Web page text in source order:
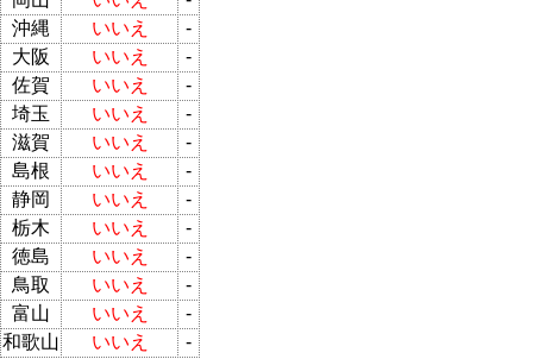
沖縄
いいえ
-
大阪
いいえ
-
佐賀
いいえ
-
埼玉
いいえ
-
滋賀
いいえ
-
島根
いいえ
-
静岡
いいえ
-
栃木
いいえ
-
徳島
いいえ
-
鳥取
いいえ
-
富山
いいえ
-
和歌山
いいえ
-